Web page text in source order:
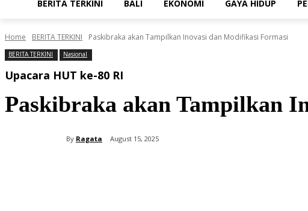
BERITA TERKINI BALI EKONOMI GAYA HIDUP
Home BERITA TERKINI Paskibraka akan Tampilkan Inovasi dan Modifikasi Formasi
BERITA TERKINI Nasional
Upacara HUT ke-80 RI
Paskibraka akan Tampilkan
By Ragata August 15, 2025